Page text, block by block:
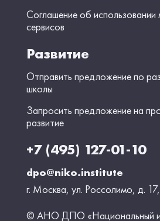
Соглашение об использовании
сервисов
Развитие
Отправить предложение по
школы
Запросить предложение на
развитие
+7 (495) 127-01-10
dpo@niko.institute
г. Москва, ул. Россолимо, д.
© АНО ДПО «Национальный